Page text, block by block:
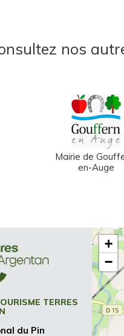
nos
Mairie de
en-Auge
TERRES
du Pin
+
−